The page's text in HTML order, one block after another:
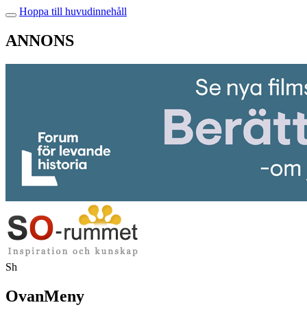
Hoppa till huvudinnehåll
ANNONS
Sh
OvanMeny